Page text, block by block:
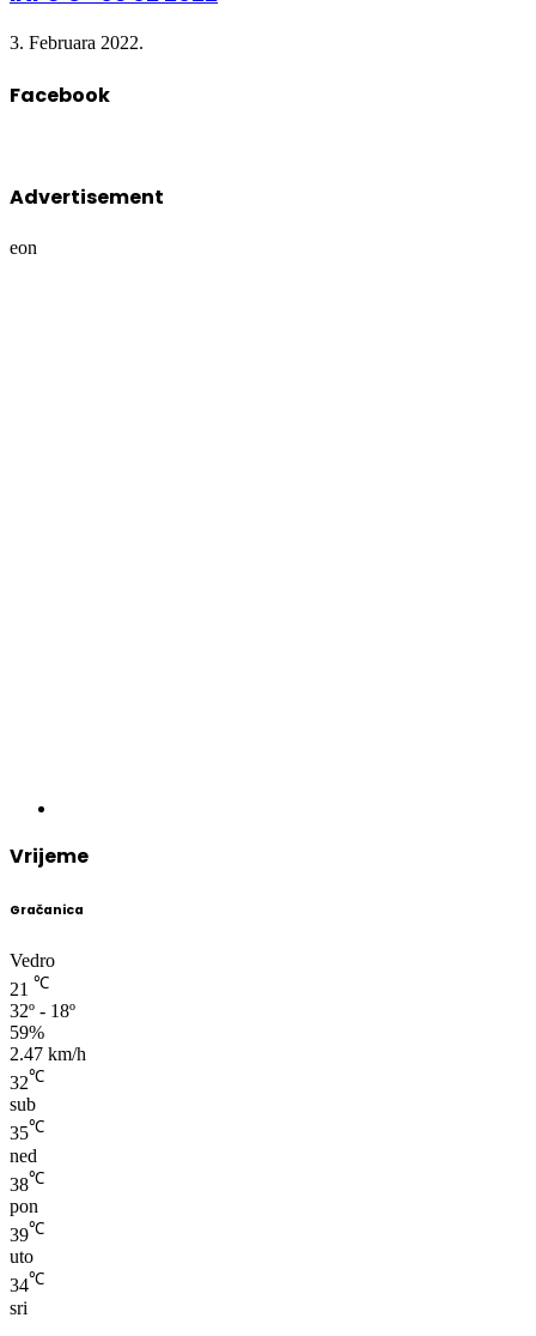
3. Februara 2022.
Facebook
Advertisement
eon
Vrijeme
Gračanica
Vedro
21 ℃
32º - 18º
59%
2.47 km/h
32℃
sub
35℃
ned
38℃
pon
39℃
uto
34℃
sri